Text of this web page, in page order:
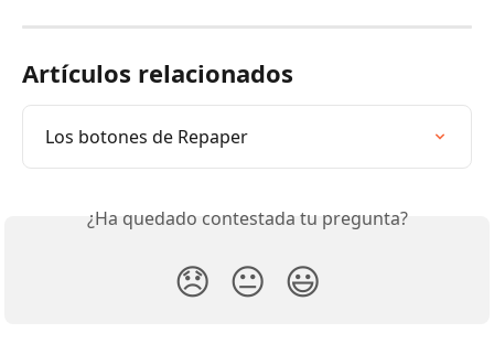
Artículos relacionados
Los botones de Repaper
¿Ha quedado contestada tu pregunta?
😞 😐 😃